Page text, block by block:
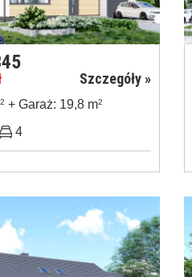
Szczegóły »
2 + Garaż: 19,8 m2
4